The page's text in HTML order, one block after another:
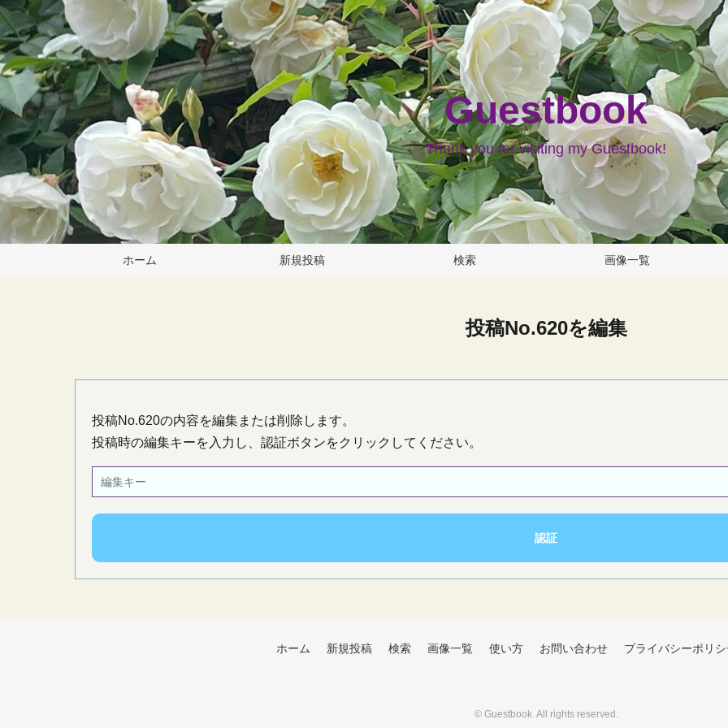
Guestbook
Thank you for visiting my Guestbook!
ホーム 新規投稿 検索 画像一覧
投稿No.620を編集
投稿No.620の内容を編集または削除します。
投稿時の編集キーを入力し、認証ボタンをクリックしてください。
ホーム 新規投稿 検索 画像一覧 使い方 お問い合わせ プライバシーポリシ
© Guestbook. All rights reserved.